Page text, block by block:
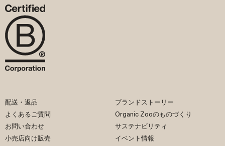
配送・返品
よくあるご質問
お問い合わせ
小売店向け販売
ブランドストーリー
Organic Zooのものづくり
サステナビリティ
イベント情報